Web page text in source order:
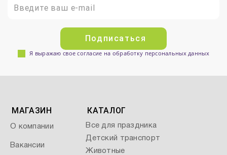
Подписаться
Я выражаю свое согласие на обработку персональных данных
МАГАЗИН
О компании
Вакансии
КАТАЛОГ
Все для праздника
Детский транспорт
Животные